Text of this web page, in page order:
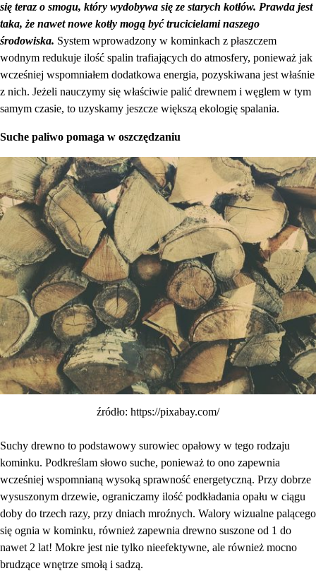
się teraz o smogu, który wydobywa się ze starych kotłów. Prawda jest
taka, że nawet nowe kotły mogą być trucicielami naszego
środowiska. System wprowadzony w kominkach z płaszczem
wodnym redukuje ilość spalin trafiających do atmosfery, ponieważ jak
wcześniej wspomniałem dodatkowa energia, pozyskiwana jest właśnie
z nich. Jeżeli nauczymy się właściwie palić drewnem i węglem w tym
samym czasie, to uzyskamy jeszcze większą ekologię spalania.
Suche paliwo pomaga w oszczędzaniu
źródło: https://pixabay.com/
Suchy drewno to podstawowy surowiec opałowy w tego rodzaju
kominku. Podkreślam słowo suche, ponieważ to ono zapewnia
wcześniej wspomnianą wysoką sprawność energetyczną. Przy dobrze
wysuszonym drzewie, ograniczamy ilość podkładania opału w ciągu
doby do trzech razy, przy dniach mroźnych. Walory wizualne palącego
się ognia w kominku, również zapewnia drewno suszone od 1 do
nawet 2 lat! Mokre jest nie tylko nieefektywne, ale również mocno
brudzące wnętrze smołą i sadzą.